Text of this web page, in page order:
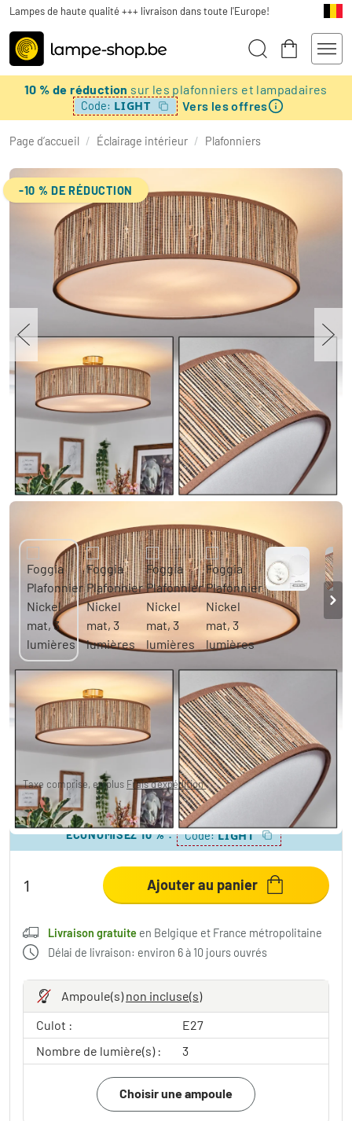
Lampes de haute qualité +++ livraison dans toute l'Europe!
10 % de réduction sur les plafonniers et lampadaires
Code: LIGHT Vers les offres
Page d’accueil / Éclairage intérieur / Plafonniers
-10 % DE RÉDUCTION
Foggia Plafonnier Nickel mat, 3 lumières
-35% 64,99 €
PVC:99,99 €
Taxe comprise, en plus Frais d'expédition,Livraison gratuite
en Belgique et France métropolitaine
ÉCONOMISEZ 10 % : Code: LIGHT
Ajouter au panier
Livraison gratuite en Belgique et France métropolitaine
Délai de livraison: environ 6 à 10 jours ouvrés
Ampoule(s)non incluse(s)
Culot :
E27
Nombre de lumière(s) :
3
Choisir une ampoule